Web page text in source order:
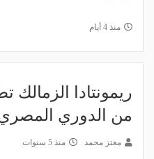
منذ 4 أيام
ريمونتادا
من الدوري المصري
معتز محمد منذ 5 سنوات